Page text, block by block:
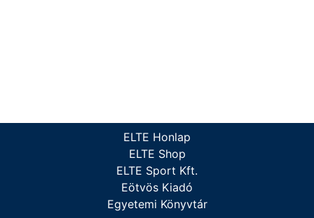
ELTE Honlap
ELTE Shop
ELTE Sport Kft.
Eötvös Kiadó
Egyetemi Könyvtár